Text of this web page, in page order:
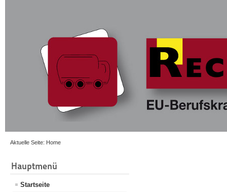
Aktuelle Seite: Home
Hauptmenü
Startseite